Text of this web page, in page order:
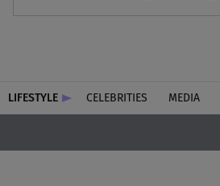
LIFESTYLE CELEBRITIES MEDIA